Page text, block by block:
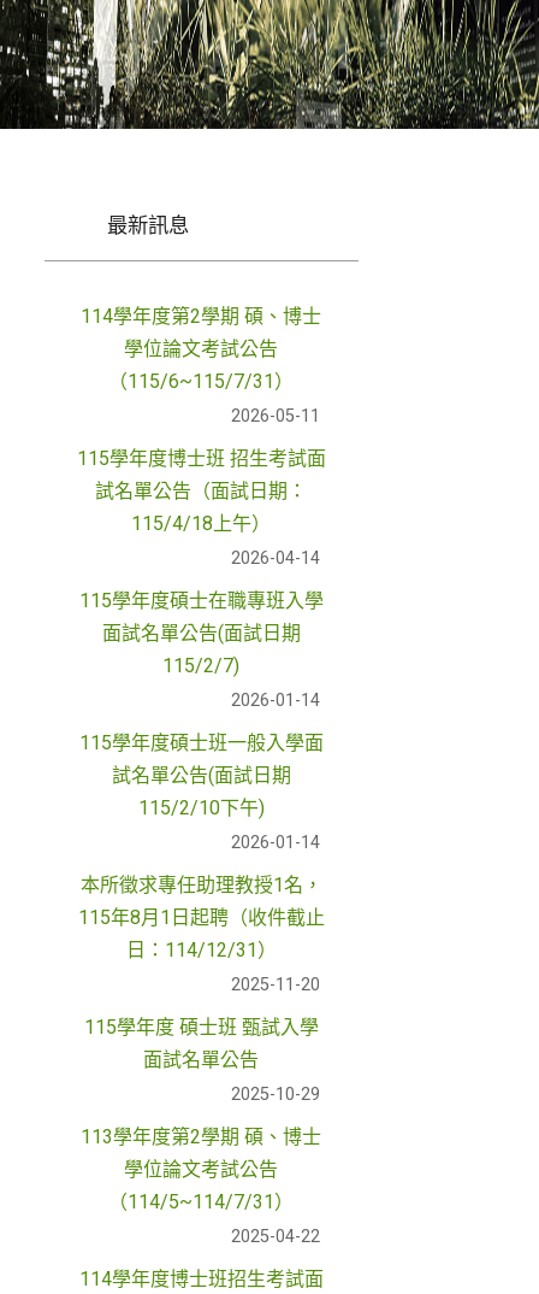
最新訊息
114學年度第2學期 碩、博士
學位論文考試公告
（115/6~115/7/31）
2026-05-11
115學年度博士班 招生考試面
試名單公告（面試日期：
115/4/18上午）
2026-04-14
115學年度碩士在職專班入學
面試名單公告(面試日期
115/2/7)
2026-01-14
115學年度碩士班一般入學面
試名單公告(面試日期
115/2/10下午)
2026-01-14
本所徵求專任助理教授1名，
115年8月1日起聘（收件截止
日：114/12/31）
2025-11-20
115學年度 碩士班 甄試入學
面試名單公告
2025-10-29
113學年度第2學期 碩、博士
學位論文考試公告
（114/5~114/7/31）
2025-04-22
114學年度博士班招生考試面